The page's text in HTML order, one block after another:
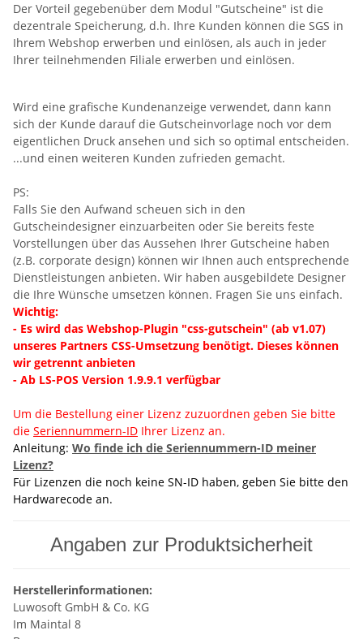
Der Vorteil gegebenüber dem Modul "Gutscheine" ist die
dezentrale Speicherung, d.h. Ihre Kunden können die SGS in
Ihrem Webshop erwerben und einlösen, als auch in jeder
Ihrer teilnehmenden Filiale erwerben und einlösen.
Wird eine grafische Kundenanzeige verwendet, dann kann
sich der Kunde darauf die Gutscheinvorlage noch vor dem
eigentlichen Druck ansehen und sich so optimal entscheiden.
...und einen weiteren Kunden zufrieden gemacht.
PS:
Falls Sie den Aufwand scheuen sich in den
Gutscheindesigner einzuarbeiten oder Sie bereits feste
Vorstellungen über das Aussehen Ihrer Gutscheine haben
(z.B. corporate design) können wir Ihnen auch entsprechende
Dienstleistungen anbieten. Wir haben ausgebildete Designer
die Ihre Wünsche umsetzen können. Fragen Sie uns einfach.
Wichtig:
- Es wird das Webshop-Plugin "css-gutschein" (ab v1.07)
unseres Partners CSS-Umsetzung benötigt. Dieses können
wir getrennt anbieten
- Ab LS-POS Version 1.9.9.1 verfügbar
Um die Bestellung einer Lizenz zuzuordnen geben Sie bitte
die Seriennummern-ID Ihrer Lizenz an.
Anleitung: Wo finde ich die Seriennummern-ID meiner
Lizenz?
Für Lizenzen die noch keine SN-ID haben, geben Sie bitte den
Hardwarecode an.
Angaben zur Produktsicherheit
Herstellerinformationen:
Luwosoft GmbH & Co. KG
Im Maintal 8